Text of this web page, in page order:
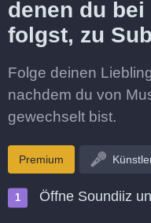
denen du
folgst, zu
Folge deinen
nachdem du von
gewechselt bist.
Premium
Öffne Soundiiz